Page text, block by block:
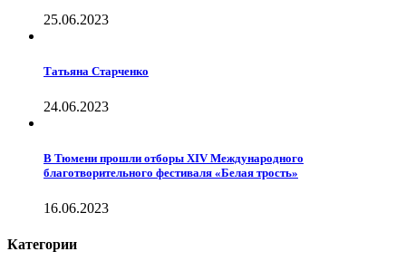
25.06.2023
Татьяна Старченко
24.06.2023
В Тюмени прошли отборы XIV Международного
благотворительного фестиваля «Белая трость»
16.06.2023
Категории